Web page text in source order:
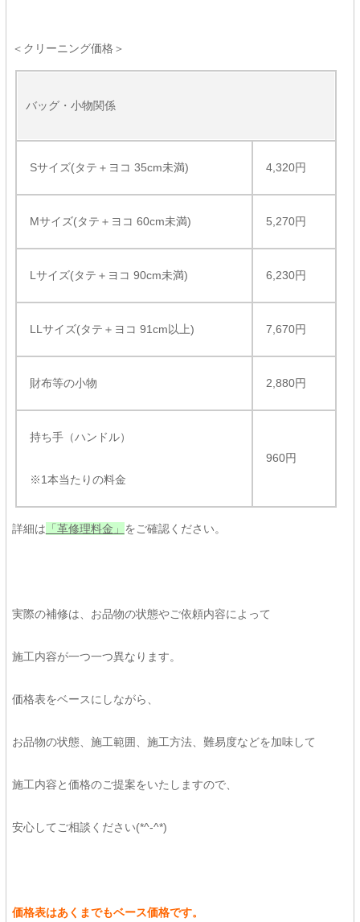
＜クリーニング価格＞
バッグ・小物関係
Sサイズ(タテ＋ヨコ 35cm未満) 4,320円
Mサイズ(タテ＋ヨコ 60cm未満) 5,270円
Lサイズ(タテ＋ヨコ 90cm未満) 6,230円
LLサイズ(タテ＋ヨコ 91cm以上) 7,670円
財布等の小物 2,880円
持ち手（ハンドル）
※1本当たりの料金
960円
詳細は 「革修理料金」 をご確認ください。
実際の補修は、お品物の状態やご依頼内容によって
施工内容が一つ一つ異なります。
価格表をベースにしながら、
お品物の状態、施工範囲、施工方法、難易度などを加味して
施工内容と価格のご提案をいたしますので、
安心してご相談ください(*^-^*)
価格表はあくまでもベース価格です。